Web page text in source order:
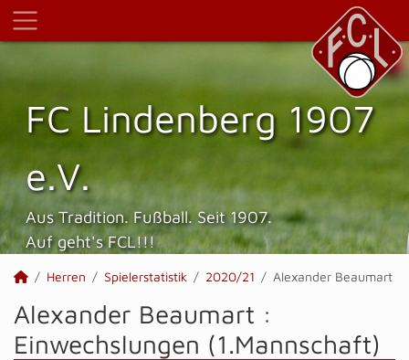
FC Lindenberg 1907
e.V.
Aus Tradition. Fußball. Seit 1907.
Auf geht's FCL!!!
Herren Spielerstatistik 2020/21 Alexander Beaumart
Alexander Beaumart :
Einwechslungen (1.Mannschaft)